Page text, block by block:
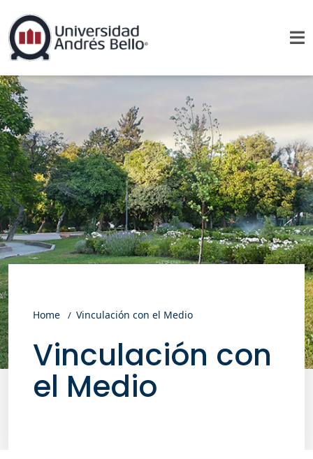
Home Vinculación con el Medio
Vinculación con
el Medio